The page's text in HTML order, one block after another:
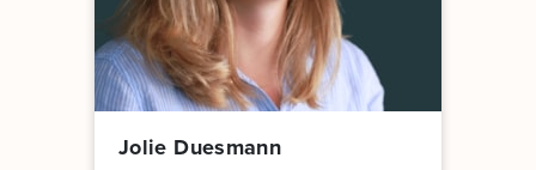
Jolie Duesmann